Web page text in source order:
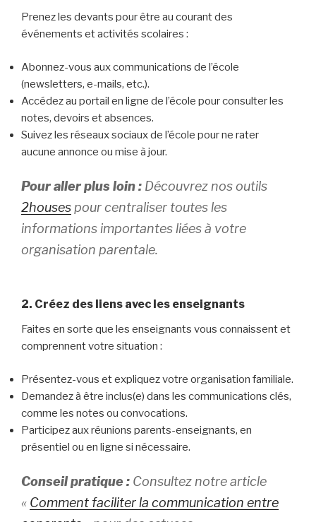
Prenez les devants pour être au courant des
événements et activités scolaires :
Abonnez-vous aux communications de l’école
(newsletters, e-mails, etc.).
Accédez au portail en ligne de l’école pour consulter les
notes, devoirs et absences.
Suivez les réseaux sociaux de l’école pour ne rater
aucune annonce ou mise à jour.
Pour aller plus loin : Découvrez nos outils
2houses pour centraliser toutes les
informations importantes liées à votre
organisation parentale.
2. Créez des liens avec les enseignants
Faites en sorte que les enseignants vous connaissent et
comprennent votre situation :
Présentez-vous et expliquez votre organisation familiale.
Demandez à être inclus(e) dans les communications clés,
comme les notes ou convocations.
Participez aux réunions parents-enseignants, en
présentiel ou en ligne si nécessaire.
Conseil pratique : Consultez notre article
« Comment faciliter la communication entre